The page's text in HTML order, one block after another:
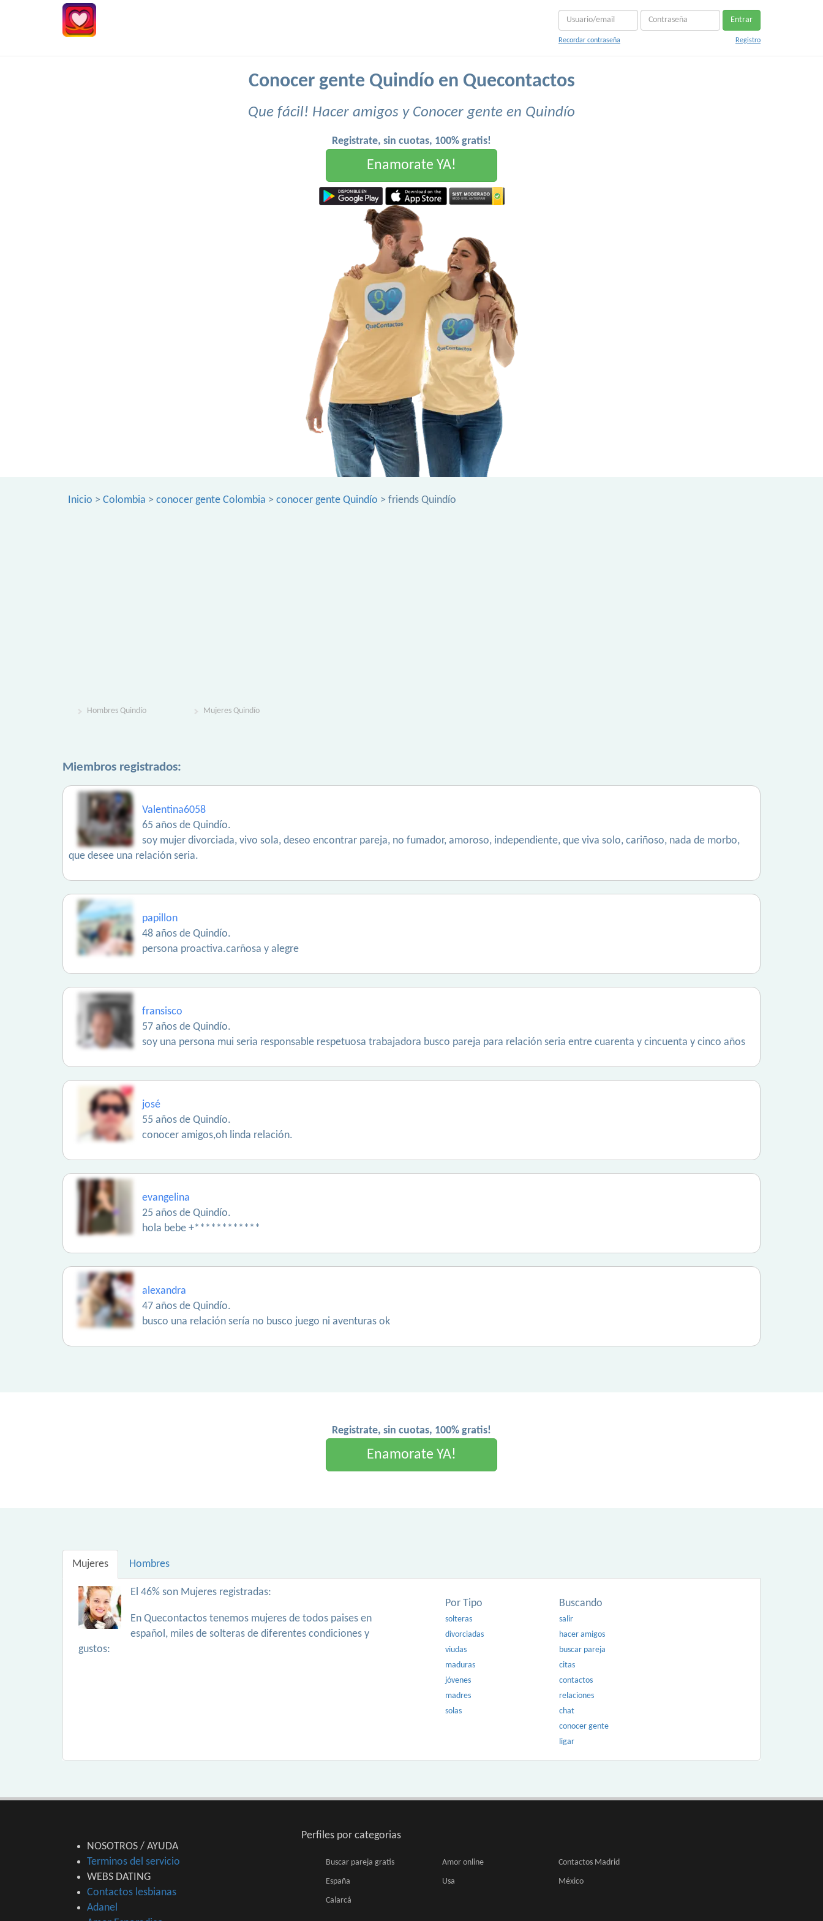
Entrar
Recordar contraseña Registro
Conocer gente Quindío en Quecontactos
Que fácil! Hacer amigos y Conocer gente en Quindío
Registrate, sin cuotas, 100% gratis!
Enamorate YA!
Inicio > Colombia > conocer gente Colombia > conocer gente Quindío > friends Quindío
Hombres Quindío Mujeres Quindío
Miembros registrados:
Valentina6058
65 años de Quindío.
soy mujer divorciada, vivo sola, deseo encontrar pareja, no fumador, amoroso, independiente, que viva solo, cariñoso, nada de morbo,
que desee una relación seria.
papillon
48 años de Quindío.
persona proactiva.carñosa y alegre
fransisco
57 años de Quindío.
soy una persona mui seria responsable respetuosa trabajadora busco pareja para relación seria entre cuarenta y cincuenta y cinco años
josé
55 años de Quindío.
conocer amigos,oh linda relación.
evangelina
25 años de Quindío.
hola bebe +************
alexandra
47 años de Quindío.
busco una relación sería no busco juego ni aventuras ok
Registrate, sin cuotas, 100% gratis!
Enamorate YA!
Mujeres Hombres
El 46% son Mujeres registradas:
En Quecontactos tenemos mujeres de todos paises en
español, miles de solteras de diferentes condiciones y
gustos:
Por Tipo
solteras
divorciadas
viudas
maduras
jóvenes
madres
solas
Buscando
salir
hacer amigos
buscar pareja
citas
contactos
relaciones
chat
conocer gente
ligar
NOSOTROS / AYUDA
Terminos del servicio
WEBS DATING
Contactos lesbianas
Adanel
Perfiles por categorias
Buscar pareja gratis Amor online Contactos Madrid
España Usa México
Calarcá